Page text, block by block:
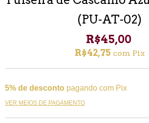
(PU-AT-02)
R$45,00
R$42,75 com Pix
5% de desconto pagando com Pix
VER MEIOS DE PAGAMENTO